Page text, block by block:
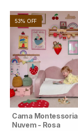
53% OFF
Cama
Nuvem - Rosa